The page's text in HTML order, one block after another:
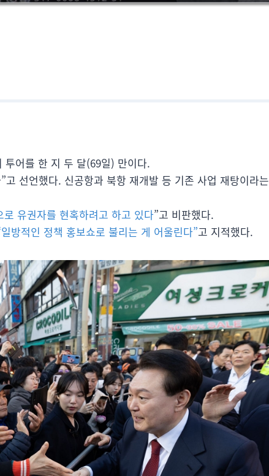
투어를 한 지 두 달(69일) 만이다.
선언했다. 신공항과 북항 재개발 등 기존 사업 재탕이라는
유권자를 현혹하려고 하고 있다”고 비판했다.
방적인 정책 홍보쇼로 불리는 게 어울린다”고 지적했다.